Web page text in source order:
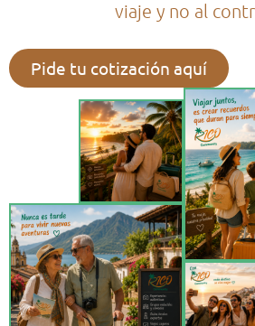
viaje y no al
Pide tu cotización aquí